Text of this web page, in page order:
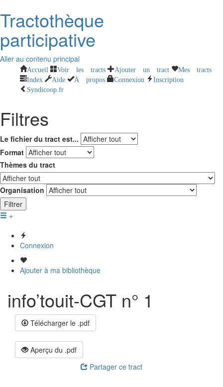
Tractothèque
participative
Aller au contenu principal
Accueil Voir les tracts Ajouter un tract
Mes tracts
Index
Aide À propos Connexion
Inscription
Syndicoop.fr
Filtres
Le fichier du tract est...
Format
Thèmes du tract
Organisation
Filtrer
+
Connexion
Ajouter à ma bibliothèque
info’touit-CGT n° 1
Télécharger le .pdf
Aperçu du .pdf
Partager ce tract